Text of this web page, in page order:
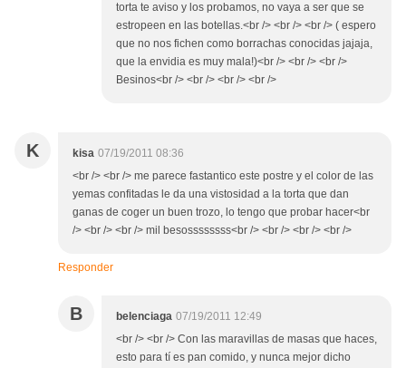
torta te aviso y los probamos, no vaya a ser que se
estropeen en las botellas.<br /> <br /> <br /> ( espero
que no nos fichen como borrachas conocidas jajaja,
que la envidia es muy mala!)<br /> <br /> <br />
Besinos<br /> <br /> <br /> <br />
K kisa 07/19/2011 08:36
<br /> <br /> me parece fastantico este postre y el color de las
yemas confitadas le da una vistosidad a la torta que dan
ganas de coger un buen trozo, lo tengo que probar hacer<br
/> <br /> <br /> mil besossssssss<br /> <br /> <br /> <br />
Responder
B belenciaga 07/19/2011 12:49
<br /> <br /> Con las maravillas de masas que haces,
esto para tí es pan comido, y nunca mejor dicho